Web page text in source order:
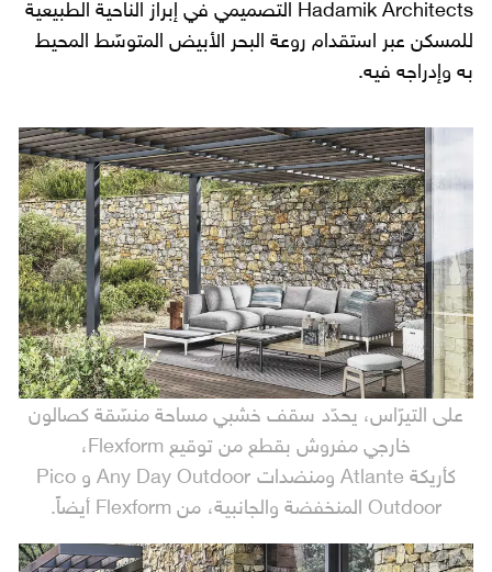
Hadamik Architects التصميمي في إبراز الناحية الطبيعية
للمسكن عبر استقدام روعة البحر الأبيض المتوسّط المحيط
به وإدراجه فيه.
على التيرّاس، يحدّد سقف خشبي مساحة منسّقة كصالون
خارجي مفروش بقطع من توقيع Flexform،
كأريكة Atlante ومنضدات Any Day Outdoor و Pico
Outdoor المنخفضة والجانبية، من Flexform أيضاً.